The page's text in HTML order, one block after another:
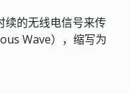
续的无线电信号来传
Wave），缩写为